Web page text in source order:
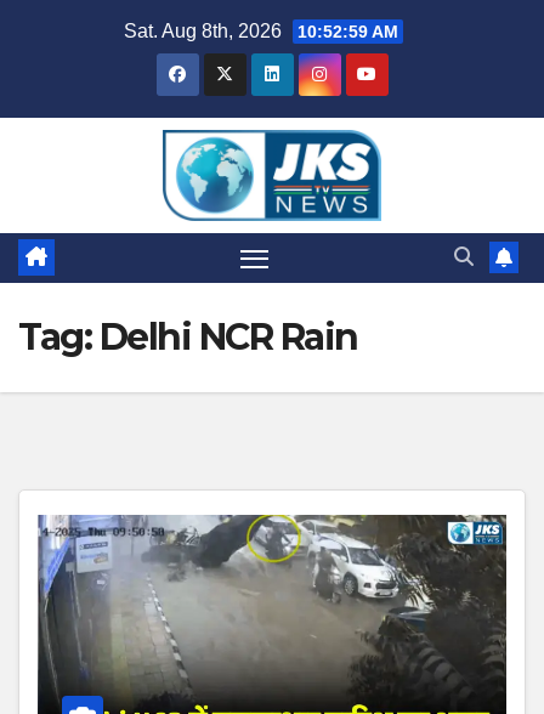
Sat. Aug 8th, 2026 10:53:00 AM
Tag: Delhi NCR Rain